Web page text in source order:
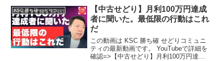
KSC 勝ち確 せどりコミュニティ
【中古せどり】月利100万円達成
者に聞いた。最低限の行動はこれ
だ
この動画は KSC 勝ち確 せどりコミュニ
ティの最新動画です。 YouTubeで詳細を
確認=>【中古せどり】月利100万円達成